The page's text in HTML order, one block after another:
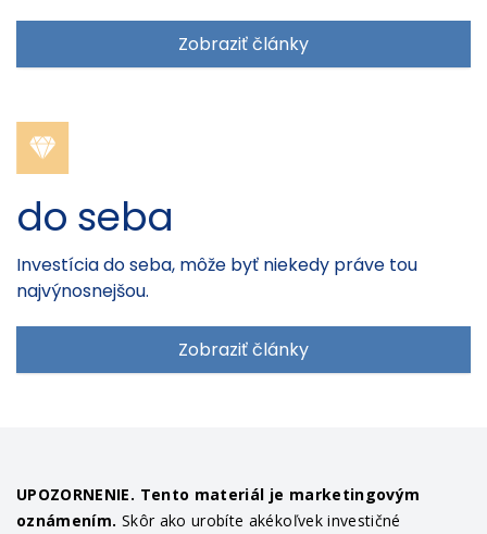
Zobraziť články
do seba
Investícia do seba, môže byť niekedy práve tou
najvýnosnejšou.
Zobraziť články
UPOZORNENIE. Tento materiál je marketingovým
oznámením. Skôr ako urobíte akékoľvek investičné